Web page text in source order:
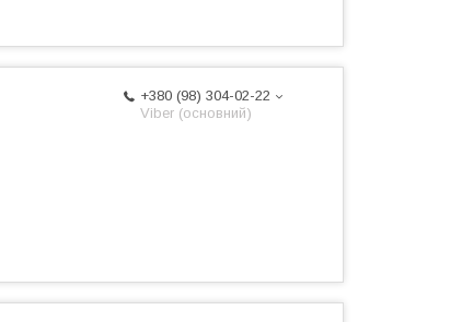
+380 (98) 304-02-22
Viber (основний)